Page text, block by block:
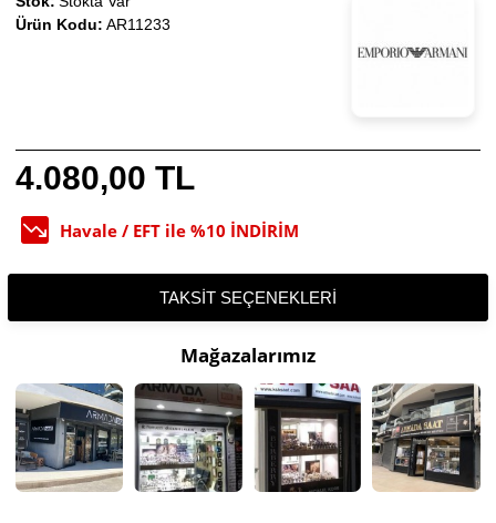
4.080,00 TL
Havale / EFT ile %10 İNDİRİM
Ürün Kodu: AR11233
TAKSIT SEÇENEKLERI
Mağazalarımız